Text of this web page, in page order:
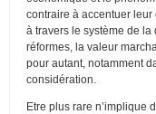
contraire à accentuer leur
à travers le système de la
réformes, la valeur
pour autant, notamment
considération.
Etre plus rare n’implique